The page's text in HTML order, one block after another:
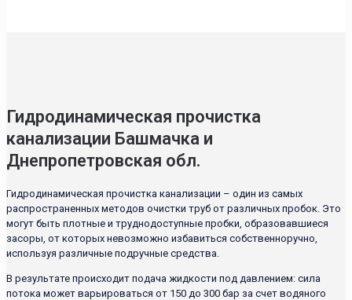
Гидродинамическая прочистка
канализации Башмачка и
Днепропетровская обл.
Гидродинамическая прочистка канализации – один из самых
распространенных методов очистки труб от различных пробок. Это
могут быть плотные и труднодоступные пробки, образовавшиеся
засоры, от которых невозможно избавиться собственноручно,
используя различные подручные средства.
В результате происходит подача жидкости под давлением: сила
потока может варьироваться от 150 до 300 бар за счет водяного